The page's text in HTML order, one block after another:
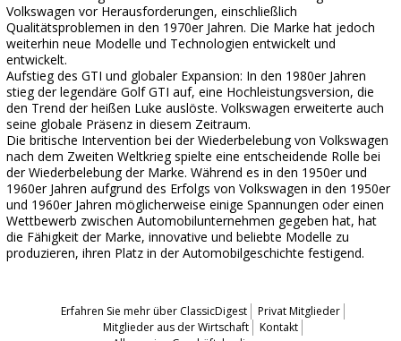
Volkswagen vor Herausforderungen, einschließlich
Qualitätsproblemen in den 1970er Jahren. Die Marke hat jedoch
weiterhin neue Modelle und Technologien entwickelt und
entwickelt.
Aufstieg des GTI und globaler Expansion: In den 1980er Jahren
stieg der legendäre Golf GTI auf, eine Hochleistungsversion, die
den Trend der heißen Luke auslöste. Volkswagen erweiterte auch
seine globale Präsenz in diesem Zeitraum.
Die britische Intervention bei der Wiederbelebung von Volkswagen
nach dem Zweiten Weltkrieg spielte eine entscheidende Rolle bei
der Wiederbelebung der Marke. Während es in den 1950er und
1960er Jahren aufgrund des Erfolgs von Volkswagen in den 1950er
und 1960er Jahren möglicherweise einige Spannungen oder einen
Wettbewerb zwischen Automobilunternehmen gegeben hat, hat
die Fähigkeit der Marke, innovative und beliebte Modelle zu
produzieren, ihren Platz in der Automobilgeschichte festigend.
Erfahren Sie mehr über ClassicDigest
Privat Mitglieder
Mitglieder aus der Wirtschaft
Kontakt